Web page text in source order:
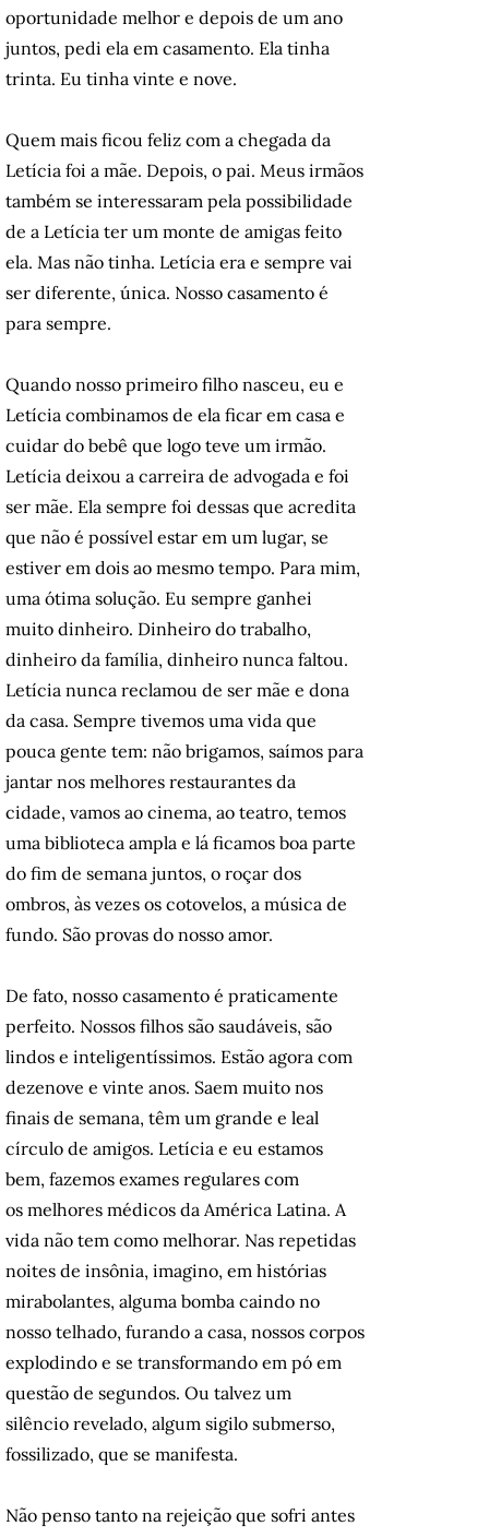
oportunidade melhor e depois de um ano
juntos, pedi ela em casamento. Ela tinha
trinta. Eu tinha vinte e nove.
Quem mais ficou feliz com a chegada da
Letícia foi a mãe. Depois, o pai. Meus irmãos
também se interessaram pela possibilidade
de a Letícia ter um monte de amigas feito
ela. Mas não tinha. Letícia era e sempre vai
ser diferente, única. Nosso casamento é
para sempre.
Quando nosso primeiro filho nasceu, eu e
Letícia combinamos de ela ficar em casa e
cuidar do bebê que logo teve um irmão.
Letícia deixou a carreira de advogada e foi
ser mãe. Ela sempre foi dessas que acredita
que não é possível estar em um lugar, se
estiver em dois ao mesmo tempo. Para mim,
uma ótima solução. Eu sempre ganhei
muito dinheiro. Dinheiro do trabalho,
dinheiro da família, dinheiro nunca faltou.
Letícia nunca reclamou de ser mãe e dona
da casa. Sempre tivemos uma vida que
pouca gente tem: não brigamos, saímos para
jantar nos melhores restaurantes da
cidade, vamos ao cinema, ao teatro, temos
uma biblioteca ampla e lá ficamos boa parte
do fim de semana juntos, o roçar dos
ombros, às vezes os cotovelos, a música de
fundo. São provas do nosso amor.
De fato, nosso casamento é praticamente
perfeito. Nossos filhos são saudáveis, são
lindos e inteligentíssimos. Estão agora com
dezenove e vinte anos. Saem muito nos
finais de semana, têm um grande e leal
círculo de amigos. Letícia e eu estamos
bem, fazemos exames regulares com
os melhores médicos da América Latina. A
vida não tem como melhorar. Nas repetidas
noites de insônia, imagino, em histórias
mirabolantes, alguma bomba caindo no
nosso telhado, furando a casa, nossos corpos
explodindo e se transformando em pó em
questão de segundos. Ou talvez um
silêncio revelado, algum sigilo submerso,
fossilizado, que se manifesta.
Não penso tanto na rejeição que sofri antes